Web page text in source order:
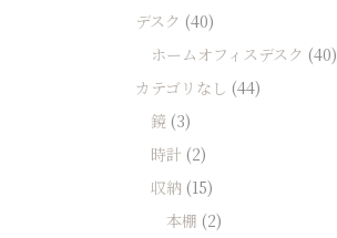
デスク (40)
ホームオフィスデスク (40)
カテゴリなし (44)
鏡 (3)
時計 (2)
収納 (15)
本棚 (2)